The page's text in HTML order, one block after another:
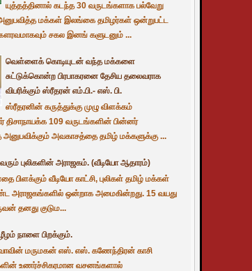
யுத்தத்தினால் கடந்த 30 வருடங்களாக பல்வேறு
மக்கள் இலங்கை தமிழர்கள் ஒன்றுபட்ட
சகல இனங் களுடனும் ...
வெள்ளைக் கொடியுடன் வந்த மக்களை
சுட்டுக்கொன்ற பிரபாகரனை தேசிய தலைவராக
விபரிக்கும் ஸ்ரீதரன் எம்.பி.- எஸ். பி.
ஸ்ரீதரனின் கருத்துக்கு முழு விளக்கம்
திசாநாயக்க 109 வருடங்களின் பின்னர்
அவகாசத்தை தமிழ் மக்களுக்கு ...
புலிகளின் அராஜகம். (வீடியோ ஆதாரம்)
பிளக்கும் வீடியோ காட்சி, புலிகள் தமிழ் மக்கள்
அராஜகங்களில் ஒன்றாக அமைகின்றது. 15 வயது
தனது குடும...
நாளை பிறக்கும்.
மருமகன் எஸ். எஸ். கணேந்திரன் காசி
உணர்ச்சிகரமான வசனங்களால்